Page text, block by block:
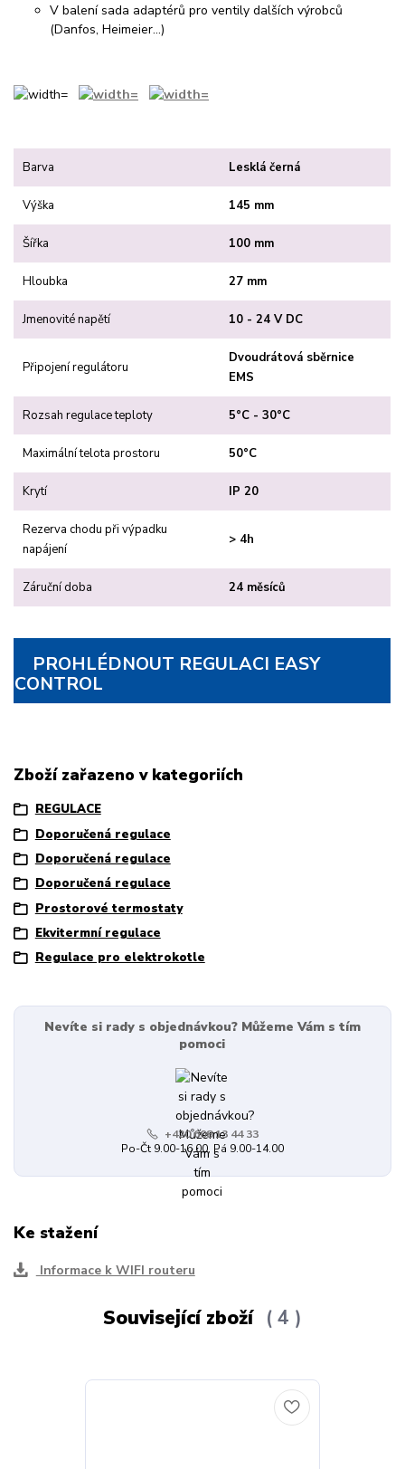
V balení sada adaptérů pro ventily dalších výrobců
(Danfos, Heimeier...)
Barva Lesklá černá
Výška 145 mm
Šířka 100 mm
Hloubka 27 mm
Jmenovité napětí 10 - 24 V DC
Připojení regulátoru
Dvoudrátová sběrnice
EMS
Rozsah regulace teploty 5°C - 30°C
Maximální telota prostoru 50°C
Krytí IP 20
Rezerva chodu při výpadku
napájení
> 4h
Záruční doba 24 měsíců
PROHLÉDNOUT REGULACI EASY
CONTROL
Zboží zařazeno v kategoriích
REGULACE
Doporučená regulace
Doporučená regulace
Doporučená regulace
Prostorové termostaty
Ekvitermní regulace
Regulace pro elektrokotle
Nevíte si rady s objednávkou? Můžeme Vám s tím
pomoci
+420 608 13 44 33
Po-Čt 9.00-16.00, Pá 9.00-14.00
Ke stažení
Informace k WIFI routeru
Související zboží 4